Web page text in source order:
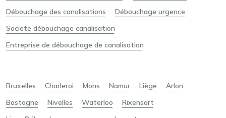
Débouchage des canalisations
Débouchage urgence
Societe débouchage canalisation
Entreprise de débouchage de canalisation
Bruxelles Charleroi Mons Namur Liège
Arlon
Bastogne
Nivelles Waterloo
Rixensart